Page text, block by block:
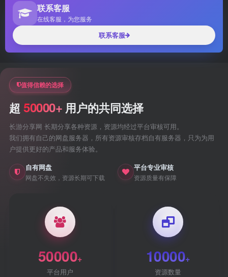
联系客服
在线客服，为您服务
联系客服
值得信赖的选择
超 50000+ 用户的共同选择
长游分享网 长期分享各种资源，资源均经过平台审核可用。
我们拥有自己的网盘服务器，所有资源审核存档自有服务器，只为为用
户提供更好的产品和服务体验。
自有网盘
网盘不失效，资源长期可下载
平台专业审核
资源质量有保障
50000+
平台用户
10000+
资源数量